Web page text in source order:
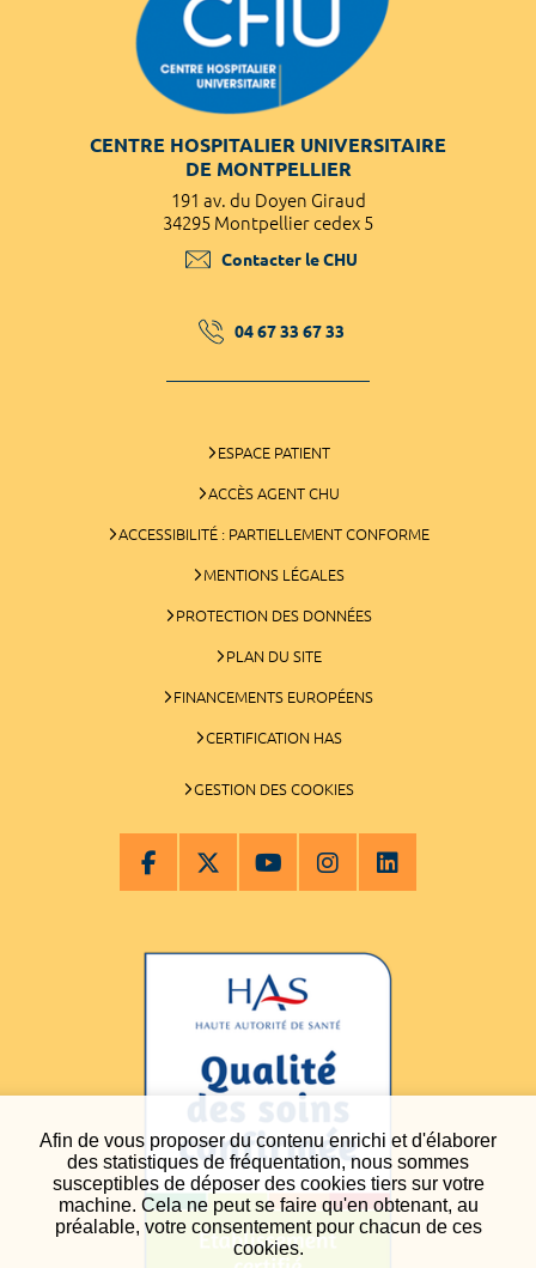
Afin de vous proposer du contenu enrichi et d'élaborer
des statistiques de fréquentation, nous sommes
susceptibles de déposer des cookies tiers sur votre
machine. Cela ne peut se faire qu'en obtenant, au
préalable, votre consentement pour chacun de ces
cookies.
CENTRE HOSPITALIER UNIVERSITAIRE
DE MONTPELLIER
191 av. du Doyen Giraud
34295 Montpellier cedex 5
Contacter le CHU
04 67 33 67 33
ESPACE PATIENT
ACCÈS AGENT CHU
ACCESSIBILITÉ : PARTIELLEMENT CONFORME
MENTIONS LÉGALES
PROTECTION DES DONNÉES
PLAN DU SITE
FINANCEMENTS EUROPÉENS
CERTIFICATION HAS
GESTION DES COOKIES